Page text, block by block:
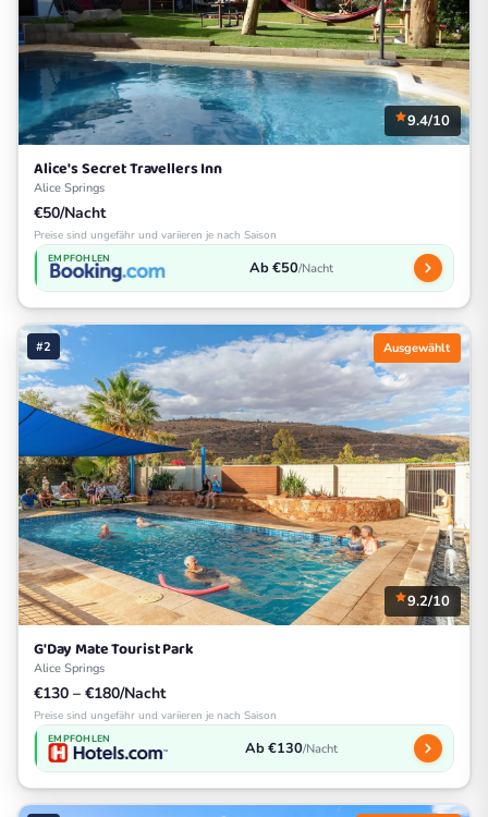
9.4/10
Alice's Secret Travellers Inn
Alice Springs
€50/Nacht
Preise sind ungefähr und variieren je nach Saison
EMPFOHLEN Ab €50/Nacht
#2 Ausgewählt
9.2/10
G'Day Mate Tourist Park
Alice Springs
€130 – €180/Nacht
Preise sind ungefähr und variieren je nach Saison
EMPFOHLEN Ab €130/Nacht